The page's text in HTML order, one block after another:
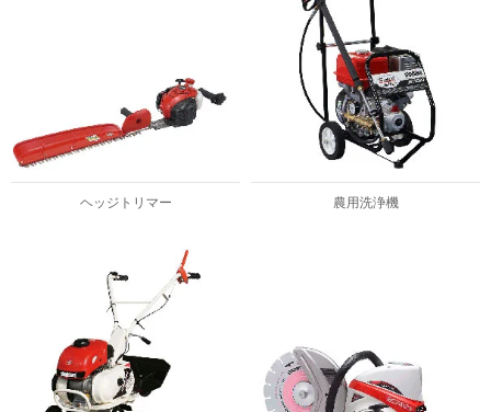
ヘッジトリマー 農用洗浄機